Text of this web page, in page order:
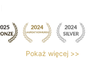
Pokaż więcej >>